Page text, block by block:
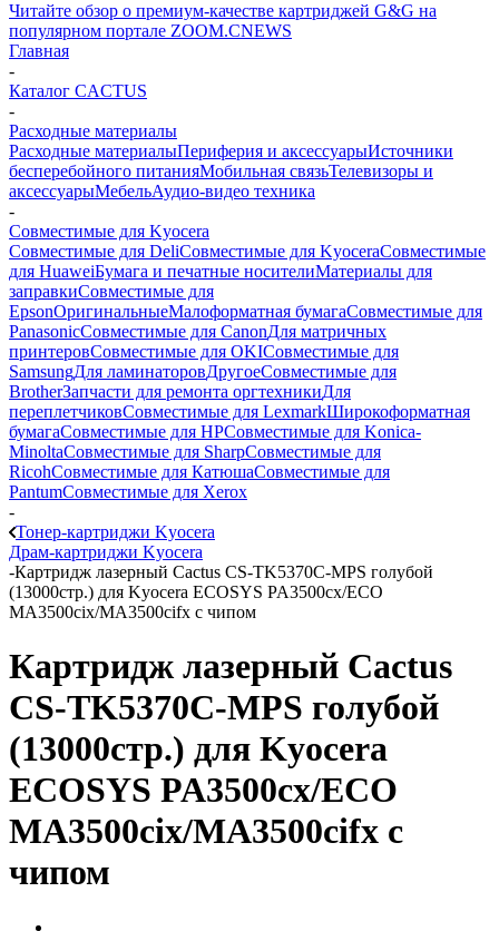
Читайте обзор о премиум-качестве картриджей G&G на
популярном портале ZOOM.CNEWS
Главная
-
Каталог CACTUS
-
Расходные материалы
Расходные материалыПериферия и аксессуарыИсточники
бесперебойного питанияМобильная связьТелевизоры и
аксессуарыМебельАудио-видео техника
-
Совместимые для Kyocera
Совместимые для DeliСовместимые для KyoceraСовместимые
для HuaweiБумага и печатные носителиМатериалы для
заправкиСовместимые для
EpsonОригинальныеМалоформатная бумагаСовместимые для
PanasonicСовместимые для CanonДля матричных
принтеровСовместимые для OKIСовместимые для
SamsungДля ламинаторовДругоеСовместимые для
BrotherЗапчасти для ремонта оргтехникиДля
переплетчиковСовместимые для LexmarkШирокоформатная
бумагаСовместимые для HPСовместимые для Konica-
MinoltaСовместимые для SharpСовместимые для
RicohСовместимые для КатюшаСовместимые для
PantumСовместимые для Xerox
-
Тонер-картриджи Kyocera
Драм-картриджи Kyocera
-Картридж лазерный Cactus CS-TK5370C-MPS голубой
(13000стр.) для Kyocera ECOSYS PA3500cx/ECO
MA3500cix/MA3500cifx с чипом
Картридж лазерный Cactus
CS-TK5370C-MPS голубой
(13000стр.) для Kyocera
ECOSYS PA3500cx/ECO
MA3500cix/MA3500cifx с
чипом